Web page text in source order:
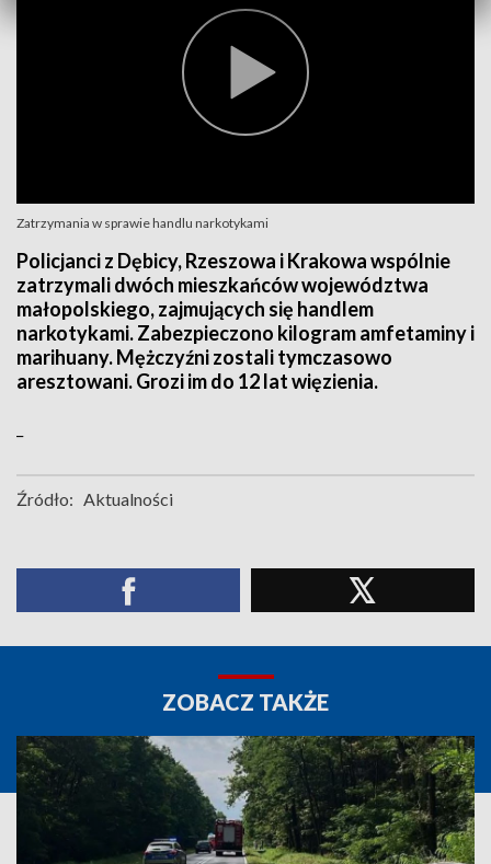
Zatrzymania w sprawie handlu narkotykami
Policjanci z Dębicy, Rzeszowa i Krakowa wspólnie
zatrzymali dwóch mieszkańców województwa
małopolskiego, zajmujących się handlem
narkotykami. Zabezpieczono kilogram amfetaminy i
marihuany. Mężczyźni zostali tymczasowo
aresztowani. Grozi im do 12 lat więzienia.
Źródło: Aktualności
ZOBACZ TAKŻE